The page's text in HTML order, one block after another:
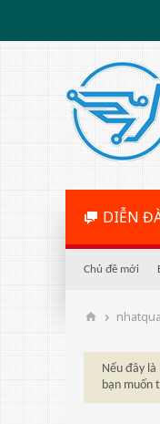
DIỄN
Chủ đề mới
Nếu đây
bạn muốn